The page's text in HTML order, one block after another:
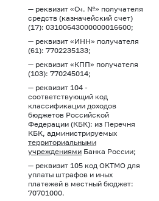
— реквизит «Сч. №» получателя
средств (казначейский счет)
(17): 03100643000000016600;
— реквизит «ИНН» получателя
(61): 7702235133;
— реквизит «КПП» получателя
(103): 770245014;
— реквизит 104 -
соответствующий код
классификации доходов
бюджетов Российской
Федерации (КБК): из Перечня
КБК, администрируемых
территориальными
учреждениями Банка России;
— реквизит 105 код ОКТМО для
уплаты штрафов и иных
платежей в местный бюджет:
70701000.